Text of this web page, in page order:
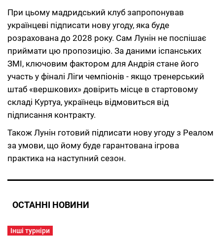
При цьому мадридський клуб запропонував
українцеві підписати нову угоду, яка буде
розрахована до 2028 року. Сам Лунін не поспішає
приймати цю пропозицію. За даними іспанських
ЗМІ, ключовим фактором для Андрія стане його
участь у фіналі Ліги чемпіонів - якщо тренерський
штаб «вершкових» довірить місце в стартовому
складі Куртуа, українець відмовиться від
підписання контракту.
Також Лунін готовий підписати нову угоду з Реалом
за умови, що йому буде гарантована ігрова
практика на наступний сезон.
ОСТАННІ НОВИНИ
Інші турніри